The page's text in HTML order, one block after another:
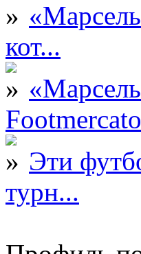
кот...
Footmercato
Эти
турн...